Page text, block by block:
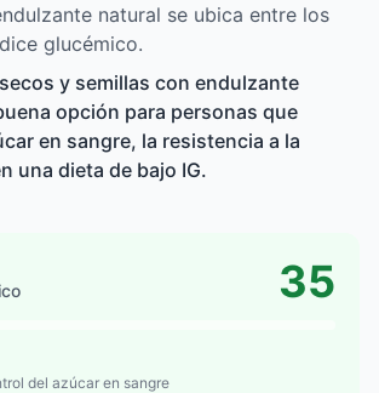
natural se ubica entre los
glucémico.
y semillas con endulzante
opción para personas que
en sangre, la resistencia a la
una dieta de bajo IG.
35
del azúcar en sangre